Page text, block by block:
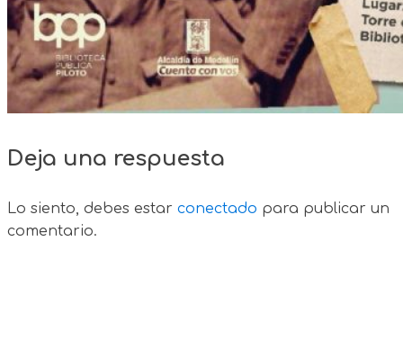
Deja una respuesta
Lo siento, debes estar conectado para publicar un
comentario.